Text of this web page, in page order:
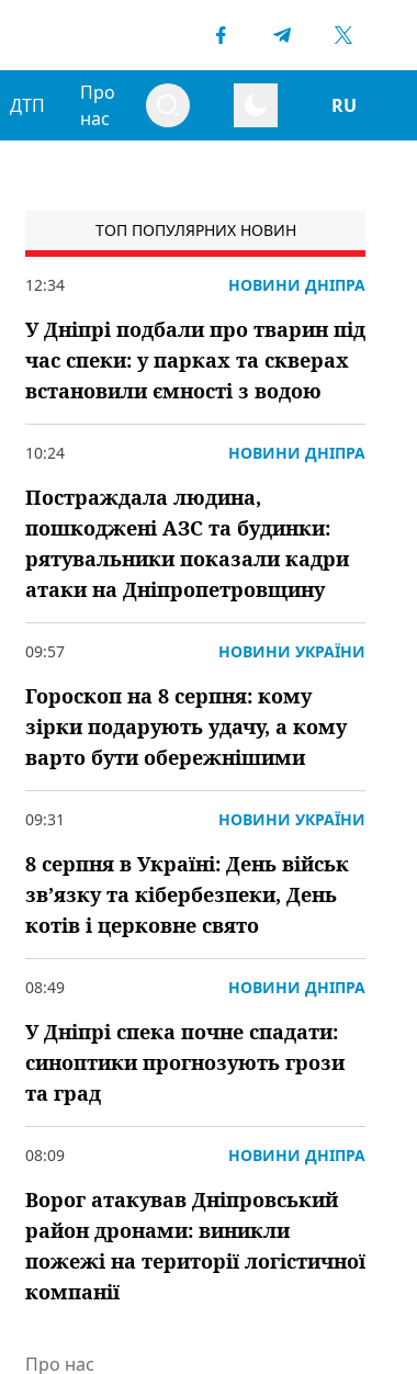
ДТП
Про
нас
RU
ТОП ПОПУЛЯРНИХ НОВИН
12:34 НОВИНИ ДНІПРА
У Дніпрі подбали про тварин під
час спеки: у парках та скверах
встановили ємності з водою
10:24 НОВИНИ ДНІПРА
Постраждала людина,
пошкоджені АЗС та будинки:
рятувальники показали кадри
атаки на Дніпропетровщину
09:57 НОВИНИ УКРАЇНИ
Гороскоп на 8 серпня: кому
зірки подарують удачу, а кому
варто бути обережнішими
09:31 НОВИНИ УКРАЇНИ
8 серпня в Україні: День військ
зв’язку та кібербезпеки, День
котів і церковне свято
08:49 НОВИНИ ДНІПРА
У Дніпрі спека почне спадати:
синоптики прогнозують грози
та град
08:09 НОВИНИ ДНІПРА
Ворог атакував Дніпровський
район дронами: виникли
пожежі на території логістичної
компанії
Про нас